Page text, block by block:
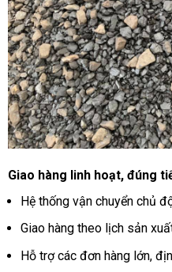
Giao hàng linh hoạt, đúng
Hệ thống vận chuyển chủ
Giao hàng theo lịch sản
Hỗ trợ các đơn hàng lớn,